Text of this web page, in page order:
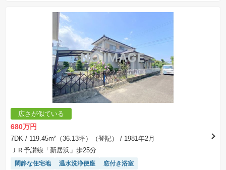
広さが似ている
680万円
7DK / 119.45m²（36.13坪）（登記）
/ 1981年2月
ＪＲ予讃線「新居浜」歩25分
閑静な住宅地 温水洗浄便座 窓付き浴室